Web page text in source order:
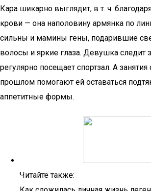
Кара шикарно выглядит, в т. ч.
крови — она наполовину армянка по
сильны и мамины гены, подарившие
волосы и яркие глаза. Девушка следит
регулярно посещает спортзал. А занятия
прошлом помогают ей оставаться
аппетитные формы.
Читайте также: